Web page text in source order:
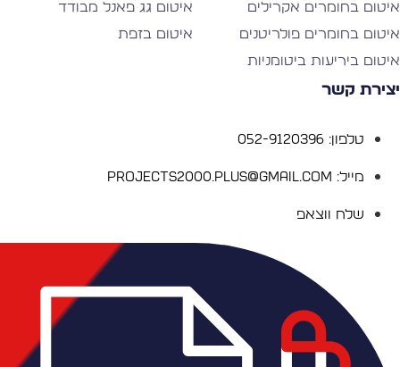
בחומרים אקרילים
בחומרים פולריטנים
ביריעות ביטומניות
איטום גג פאנל מבודד
איטום בזפת
קשר
טלפון: 052-9120396
מייל: Projects2000.plus@gmail.com
שלח ווצאפ